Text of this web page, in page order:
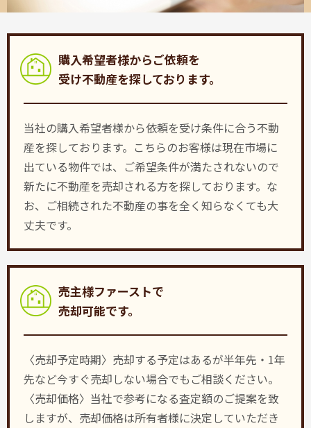
購入希望者様からご依頼を
受け不動産を探しております。
当社の購入希望者様から依頼を受け条件に合う不動
産を探しております。こちらのお客様は現在市場に
出ている物件では、ご希望条件が満たされないので
新たに不動産を売却される方を探しております。な
お、ご相続された不動産の事を全く知らなくても大
丈夫です。
売主様ファーストで
売却可能です。
〈売却予定時期〉売却する予定はあるが半年先・1年
先など今すぐ売却しない場合でもご相談ください。
〈売却価格〉当社で参考になる査定額のご提案を致
しますが、売却価格は所有者様に決定していただき